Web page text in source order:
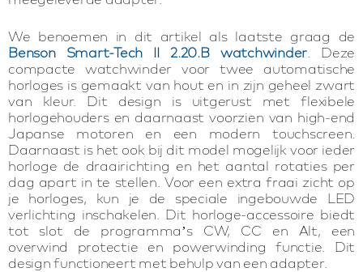
We benoemen in dit artikel als laatste graag de
Benson Smart-Tech II 2.20.B watchwinder . Deze
compacte watchwinder voor twee automatische
horloges is gemaakt van hout en in zijn geheel zwart
van kleur. Dit design is uitgerust met flexibele
horlogehouders en daarnaast voorzien van high-end
Japanse motoren en een modern touchscreen.
Daarnaast is het ook bij dit model mogelijk voor ieder
horloge de draairichting en het aantal rotaties per
dag apart in te stellen. Voor een extra fraai zicht op
je horloges, kun je de speciale ingebouwde LED
verlichting inschakelen. Dit horloge-accessoire biedt
tot slot de programma’s CW, CC en Alt, een
overwind protectie en powerwinding functie. Dit
design functioneert met behulp van een adapter.